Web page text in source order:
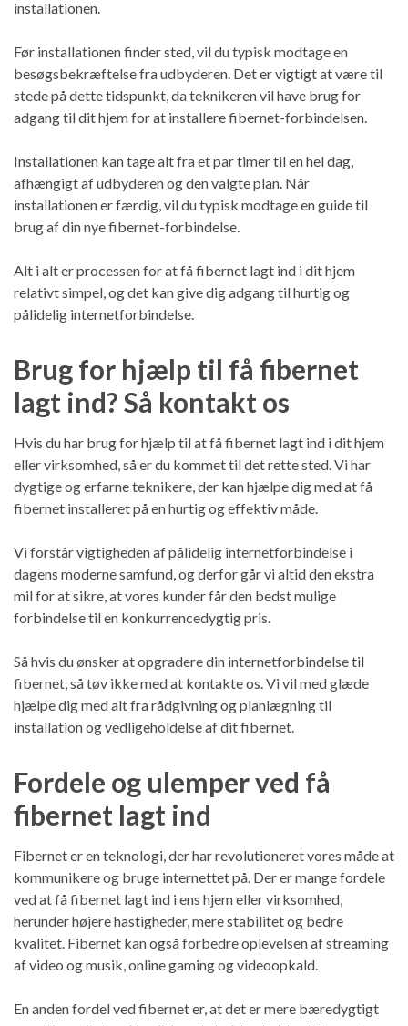
installationen.
Før installationen finder sted, vil du typisk modtage en
besøgsbekræftelse fra udbyderen. Det er vigtigt at være til
stede på dette tidspunkt, da teknikeren vil have brug for
adgang til dit hjem for at installere fibernet-forbindelsen.
Installationen kan tage alt fra et par timer til en hel dag,
afhængigt af udbyderen og den valgte plan. Når
installationen er færdig, vil du typisk modtage en guide til
brug af din nye fibernet-forbindelse.
Alt i alt er processen for at få fibernet lagt ind i dit hjem
relativt simpel, og det kan give dig adgang til hurtig og
pålidelig internetforbindelse.
Brug for hjælp til få fibernet
lagt ind? Så kontakt os
Hvis du har brug for hjælp til at få fibernet lagt ind i dit hjem
eller virksomhed, så er du kommet til det rette sted. Vi har
dygtige og erfarne teknikere, der kan hjælpe dig med at få
fibernet installeret på en hurtig og effektiv måde.
Vi forstår vigtigheden af pålidelig internetforbindelse i
dagens moderne samfund, og derfor går vi altid den ekstra
mil for at sikre, at vores kunder får den bedst mulige
forbindelse til en konkurrencedygtig pris.
Så hvis du ønsker at opgradere din internetforbindelse til
fibernet, så tøv ikke med at kontakte os. Vi vil med glæde
hjælpe dig med alt fra rådgivning og planlægning til
installation og vedligeholdelse af dit fibernet.
Fordele og ulemper ved få
fibernet lagt ind
Fibernet er en teknologi, der har revolutioneret vores måde at
kommunikere og bruge internettet på. Der er mange fordele
ved at få fibernet lagt ind i ens hjem eller virksomhed,
herunder højere hastigheder, mere stabilitet og bedre
kvalitet. Fibernet kan også forbedre oplevelsen af streaming
af video og musik, online gaming og videoopkald.
En anden fordel ved fibernet er, at det er mere bæredygtigt